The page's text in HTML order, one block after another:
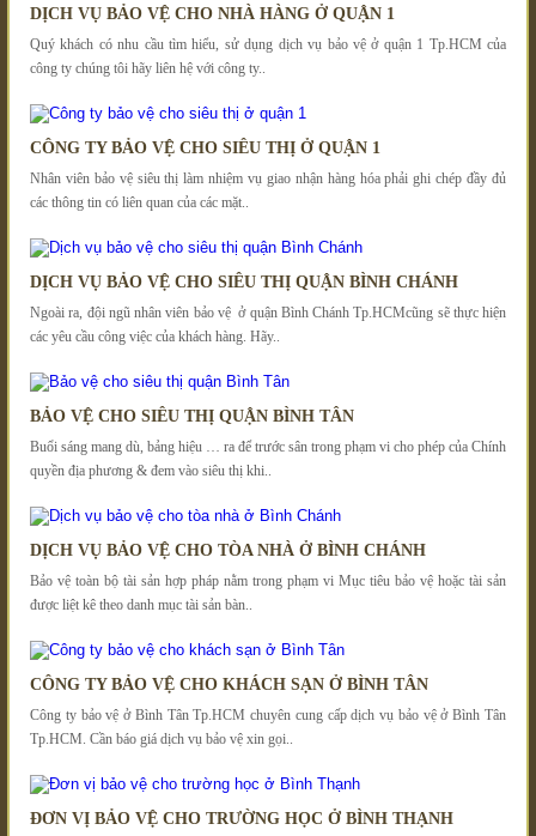
DỊCH VỤ BẢO VỆ CHO NHÀ HÀNG Ở QUẬN 1
Quý khách có nhu cầu tìm hiểu, sử dụng dịch vụ bảo vệ ở quận 1 Tp.HCM của
công ty chúng tôi hãy liên hệ với công ty..
CÔNG TY BẢO VỆ CHO SIÊU THỊ Ở QUẬN 1
Nhân viên bảo vệ siêu thị làm nhiệm vụ giao nhận hàng hóa phải ghi chép đầy đủ
các thông tin có liên quan của các mặt..
DỊCH VỤ BẢO VỆ CHO SIÊU THỊ QUẬN BÌNH CHÁNH
Ngoài ra, đội ngũ nhân viên bảo vệ ở quận Bình Chánh Tp.HCMcũng sẽ thực hiện
các yêu cầu công việc của khách hàng. Hãy..
BẢO VỆ CHO SIÊU THỊ QUẬN BÌNH TÂN
Buổi sáng mang dù, bảng hiệu … ra để trước sân trong phạm vi cho phép của Chính
quyền địa phương & đem vào siêu thị khi..
DỊCH VỤ BẢO VỆ CHO TÒA NHÀ Ở BÌNH CHÁNH
Bảo vệ toàn bộ tài sản hợp pháp nằm trong phạm vi Mục tiêu bảo vệ hoặc tài sản
được liệt kê theo danh mục tài sản bàn..
CÔNG TY BẢO VỆ CHO KHÁCH SẠN Ở BÌNH TÂN
Công ty bảo vệ ở Bình Tân Tp.HCM chuyên cung cấp dịch vụ bảo vệ ở Bình Tân
Tp.HCM. Cần báo giá dịch vụ bảo vệ xin gọi..
ĐƠN VỊ BẢO VỆ CHO TRƯỜNG HỌC Ở BÌNH THẠNH